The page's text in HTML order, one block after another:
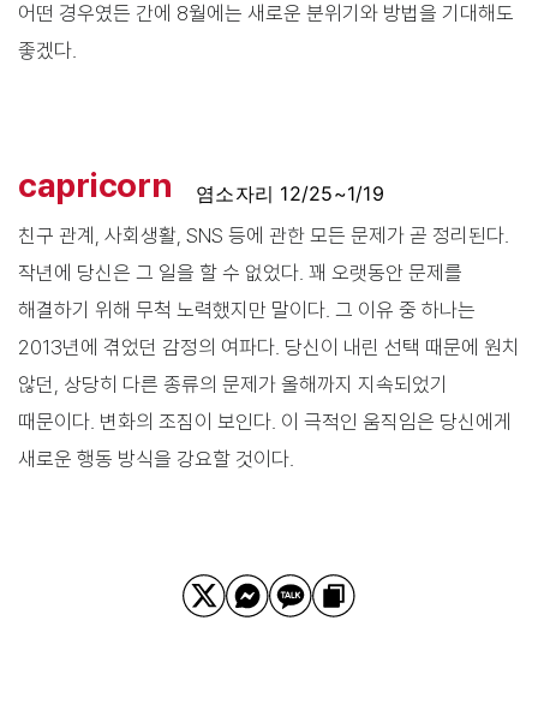
어떤 경우였든 간에 8월에는 새로운 분위기와 방법을 기대해도
좋겠다.
capricorn
염소자리 12/25~1/19
친구 관계, 사회생활, SNS 등에 관한 모든 문제가 곧 정리된다.
작년에 당신은 그 일을 할 수 없었다. 꽤 오랫동안 문제를
해결하기 위해 무척 노력했지만 말이다. 그 이유 중 하나는
2013년에 겪었던 감정의 여파다. 당신이 내린 선택 때문에 원치
않던, 상당히 다른 종류의 문제가 올해까지 지속되었기
때문이다. 변화의 조짐이 보인다. 이 극적인 움직임은 당신에게
새로운 행동 방식을 강요할 것이다.